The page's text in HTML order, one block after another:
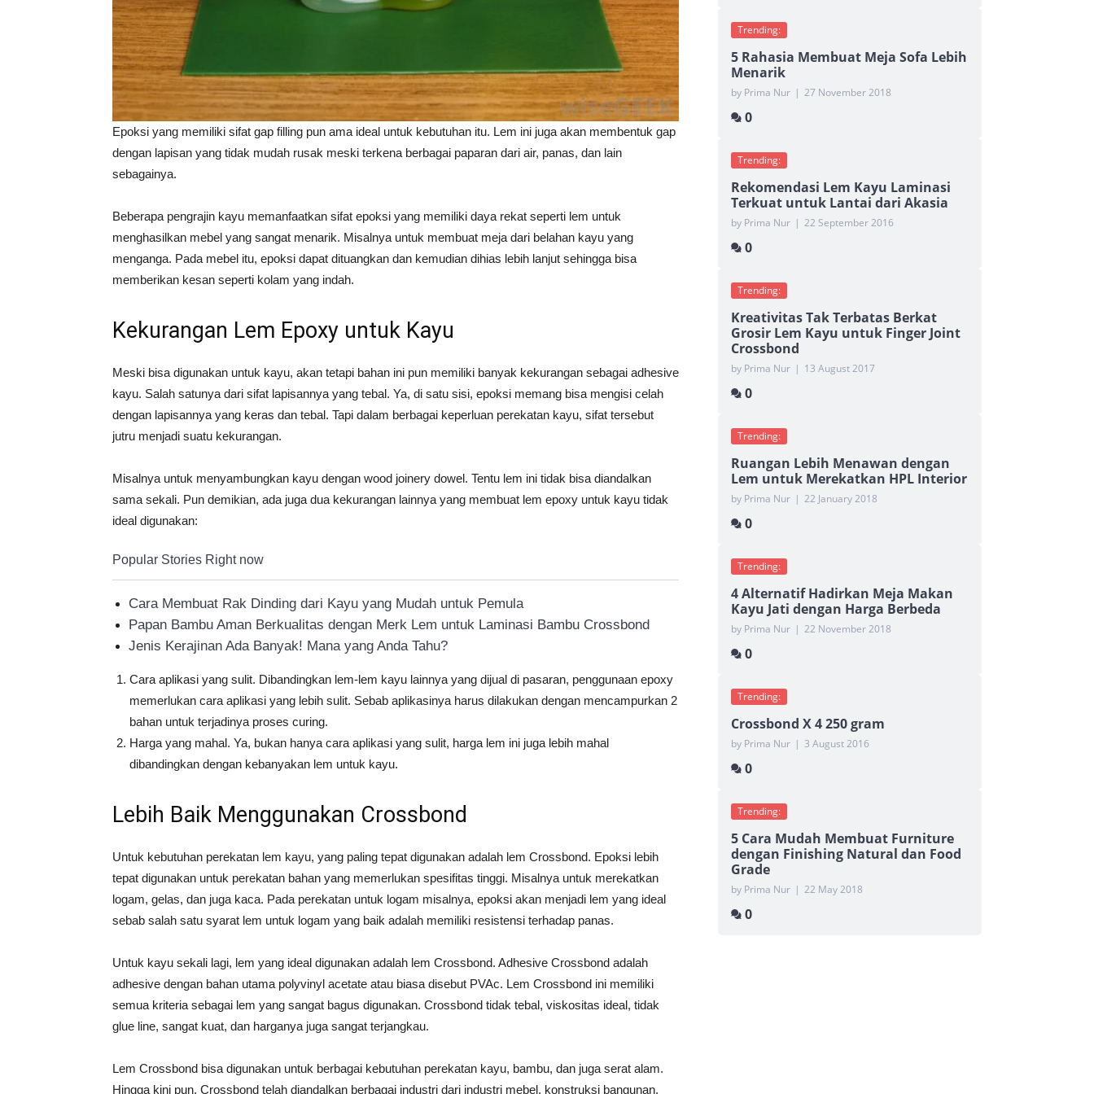
Epoksi yang memiliki sifat gap filling pun ama ideal untuk kebutuhan itu. Lem ini juga akan membentuk gap
dengan lapisan yang tidak mudah rusak meski terkena berbagai paparan dari air, panas, dan lain
sebagainya.
Beberapa pengrajin kayu memanfaatkan sifat epoksi yang memiliki daya rekat seperti lem untuk
menghasilkan mebel yang sangat menarik. Misalnya untuk membuat meja dari belahan kayu yang
menganga. Pada mebel itu, epoksi dapat dituangkan dan kemudian dihias lebih lanjut sehingga bisa
memberikan kesan seperti kolam yang indah.
Kekurangan Lem Epoxy untuk Kayu
Meski bisa digunakan untuk kayu, akan tetapi bahan ini pun memiliki banyak kekurangan sebagai adhesive
kayu. Salah satunya dari sifat lapisannya yang tebal. Ya, di satu sisi, epoksi memang bisa mengisi celah
dengan lapisannya yang keras dan tebal. Tapi dalam berbagai keperluan perekatan kayu, sifat tersebut
jutru menjadi suatu kekurangan.
Misalnya untuk menyambungkan kayu dengan wood joinery dowel. Tentu lem ini tidak bisa diandalkan
sama sekali. Pun demikian, ada juga dua kekurangan lainnya yang membuat lem epoxy untuk kayu tidak
ideal digunakan:
Popular Stories Right now
Cara Membuat Rak Dinding dari Kayu yang Mudah untuk Pemula
Papan Bambu Aman Berkualitas dengan Merk Lem untuk Laminasi Bambu Crossbond
Jenis Kerajinan Ada Banyak! Mana yang Anda Tahu?
Cara aplikasi yang sulit. Dibandingkan lem-lem kayu lainnya yang dijual di pasaran, penggunaan epoxy
memerlukan cara aplikasi yang lebih sulit. Sebab aplikasinya harus dilakukan dengan mencampurkan 2
bahan untuk terjadinya proses curing.
Harga yang mahal. Ya, bukan hanya cara aplikasi yang sulit, harga lem ini juga lebih mahal
dibandingkan dengan kebanyakan lem untuk kayu.
Lebih Baik Menggunakan Crossbond
Untuk kebutuhan perekatan lem kayu, yang paling tepat digunakan adalah lem Crossbond. Epoksi lebih
tepat digunakan untuk perekatan bahan yang memerlukan spesifitas tinggi. Misalnya untuk merekatkan
logam, gelas, dan juga kaca. Pada perekatan untuk logam misalnya, epoksi akan menjadi lem yang ideal
sebab salah satu syarat lem untuk logam yang baik adalah memiliki resistensi terhadap panas.
Untuk kayu sekali lagi, lem yang ideal digunakan adalah lem Crossbond. Adhesive Crossbond adalah
adhesive dengan bahan utama polyvinyl acetate atau biasa disebut PVAc. Lem Crossbond ini memiliki
semua kriteria sebagai lem yang sangat bagus digunakan. Crossbond tidak tebal, viskositas ideal, tidak
glue line, sangat kuat, dan harganya juga sangat terjangkau.
Lem Crossbond bisa digunakan untuk berbagai kebutuhan perekatan kayu, bambu, dan juga serat alam.
Hingga kini pun, Crossbond telah diandalkan berbagai industri dari industri mebel, konstruksi bangunan,
Trending:
5 Rahasia Membuat Meja Sofa Lebih
Menarik
by Prima Nur | 27 November 2018
0
Trending:
Rekomendasi Lem Kayu Laminasi
Terkuat untuk Lantai dari Akasia
by Prima Nur | 22 September 2016
0
Trending:
Kreativitas Tak Terbatas Berkat
Grosir Lem Kayu untuk Finger Joint
Crossbond
by Prima Nur | 13 August 2017
0
Trending:
Ruangan Lebih Menawan dengan
Lem untuk Merekatkan HPL Interior
by Prima Nur | 22 January 2018
0
Trending:
4 Alternatif Hadirkan Meja Makan
Kayu Jati dengan Harga Berbeda
by Prima Nur | 22 November 2018
0
Trending:
Crossbond X 4 250 gram
by Prima Nur | 3 August 2016
0
Trending:
5 Cara Mudah Membuat Furniture
dengan Finishing Natural dan Food
Grade
by Prima Nur | 22 May 2018
0